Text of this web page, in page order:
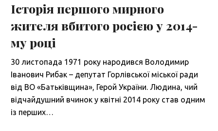
Історія першого мирного
жителя вбитого росією у 2014-
му році
30 листопада 1971 року народився Володимир
Іванович Рибак – депутат Горлівської міської ради
від ВО «Батьківщина», Герой України. Людина, чий
відчайдушний вчинок у квітні 2014 року став одним
із перших…